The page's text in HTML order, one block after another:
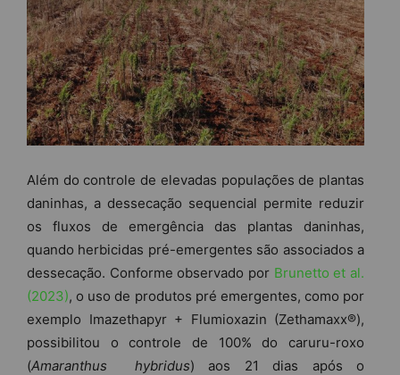
Além do controle de elevadas populações de plantas
daninhas, a dessecação sequencial permite reduzir
os fluxos de emergência das plantas daninhas,
quando herbicidas pré-emergentes são associados a
dessecação. Conforme observado por Brunetto et al.
(2023), o uso de produtos pré emergentes, como por
exemplo Imazethapyr + Flumioxazin (Zethamaxx®),
possibilitou o controle de 100% do caruru-roxo
(Amaranthus hybridus) aos 21 dias após o